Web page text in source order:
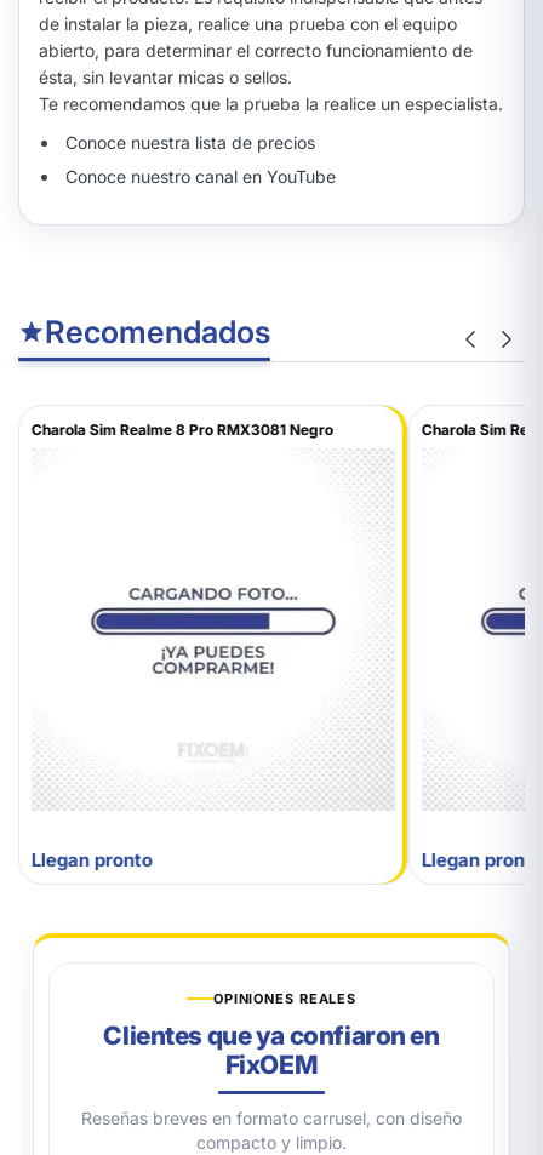
de instalar la pieza, realice una prueba con el equipo
abierto, para determinar el correcto funcionamiento de
ésta, sin levantar micas o sellos.
Te recomendamos que la prueba la realice un especialista.
Conoce nuestra lista de precios
Conoce nuestro canal en YouTube
Recomendados
Charola Sim Realme 8 Pro RMX3081 Negro
Llegan pronto
Charola Sim
Llegan pronto
OPINIONES REALES
Clientes que ya confiaron en
FixOEM
Reseñas breves en formato carrusel, con diseño
compacto y limpio.